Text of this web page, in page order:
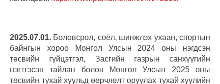
2025.07.01. Боловсрол, соёл, шинжлэх ухаан, спортын
байнгын хороо Монгол Улсын 2024 оны нэгдсэн
төсвийн гүйцэтгэл, Засгийн газрын санхүүгийн
нэгтгэсэн тайлан болон Монгол Улсын 2025 оны
төсвийн тухай хуульд өөрчлөлт оруулах тухай хуулийн